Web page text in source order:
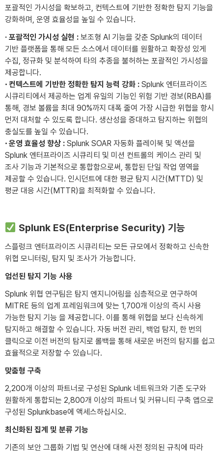
포괄적인 가시성을 확보하고, 컨텍스트에 기반한 정확한 탐지 기능을
강화하며, 운영 효율성을 높일 수 있습니다.
· 포괄적인 가시성 실현 : 보조형 AI 기능을 갖춘 Splunk의 데이터
기반 플랫폼을 통해 모든 소스에서 데이터를 원활하고 확장성 있게
수집, 정규화 및 분석하여 타의 추종을 불허하는 포괄적인 가시성을
제공합니다.
· 컨텍스트에 기반한 정확한 탐지 능력 강화 : Splunk 엔터프라이즈
시큐리티에서 제공하는 업계 유일의 기능인 위험 기반 경보(RBA)를
통해, 경보 볼륨을 최대 90%까지 대폭 줄여 가장 시급한 위협을 항시
먼저 대처할 수 있도록 합니다. 생산성을 증대하고 탐지하는 위협의
충실도를 높일 수 있습니다.
· 운영 효율성 향상 : Splunk SOAR 자동화 플레이북 및 액션을
Splunk 엔터프라이즈 시큐리티 및 미션 컨트롤의 케이스 관리 및
조사 기능과 기본적으로 통합함으로써, 통합된 단일 작업 영역을
제공할 수 있습니다. 인시던트에 대한 평균 탐지 시간(MTTD) 및
평균 대응 시간(MTTR)을 최적화할 수 있습니다.
Splunk ES(Enterprise Security) 기능
스플렁크 엔터프라이즈 시큐리티는 모든 규모에서 정확하고 신속한
위협 모니터링, 탐지 및 조사가 가능합니다.
엄선된 탐지 기능 사용
Splunk 위협 연구팀은 탐지 엔지니어링을 심층적으로 연구하여
MITRE 등의 업계 프레임워크에 맞는 1,700개 이상의 즉시 사용
가능한 탐지 기능 을 제공합니다. 이를 통해 위협을 보다 신속하게
탐지하고 해결할 수 있습니다. 자동 버전 관리, 백업 탐지, 한 번의
클릭으로 이전 버전의 탐지로 롤백을 통해 새로운 버전의 탐지를 쉽고
효율적으로 저장할 수 있습니다.
맞춤형 구축
2,200개 이상의 파트너로 구성된 Splunk 네트워크와 기존 도구와
원활하게 통합되는 2,800개 이상의 파트너 및 커뮤니티 구축 앱으로
구성된 Splunkbase에 액세스하십시오.
최신화된 집계 및 분류 기능
기존의 보안 그룹화 기법 및 연산에 대해 사전 정의된 규칙에 따라